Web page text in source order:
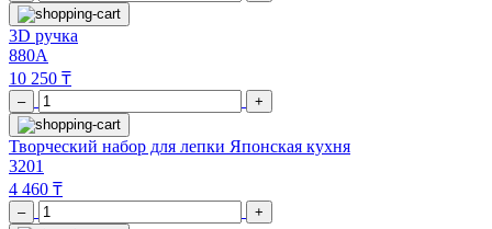
3D ручка
880A
10 250 ₸
– +
Творческий набор для лепки Японская кухня
3201
4 460 ₸
– +